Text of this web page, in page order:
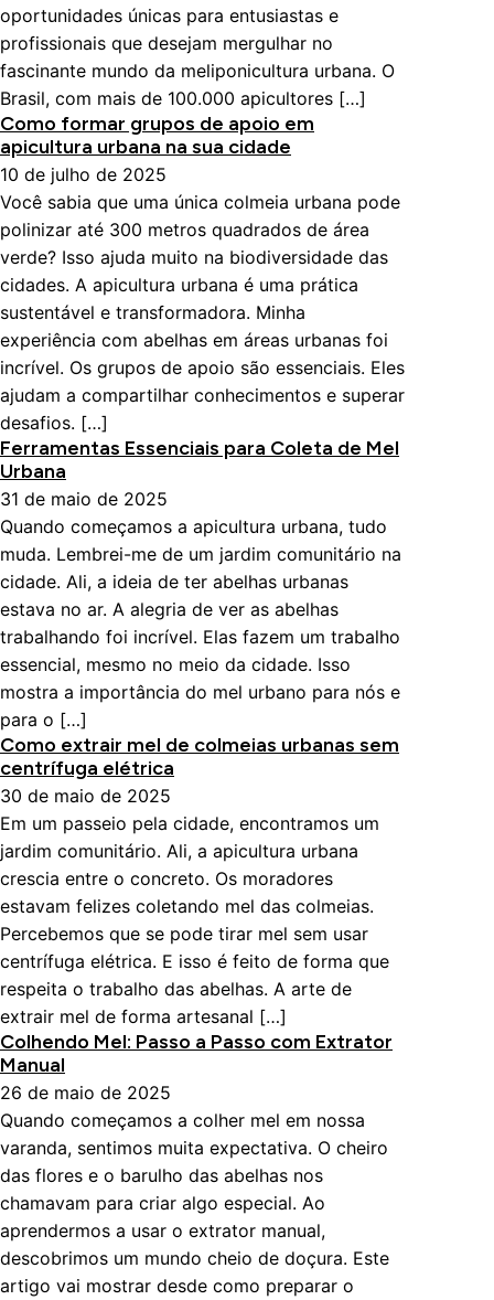
oportunidades únicas para entusiastas e
profissionais que desejam mergulhar no
fascinante mundo da meliponicultura urbana. O
Brasil, com mais de 100.000 apicultores […]
Como formar grupos de apoio em
apicultura urbana na sua cidade
10 de julho de 2025
Você sabia que uma única colmeia urbana pode
polinizar até 300 metros quadrados de área
verde? Isso ajuda muito na biodiversidade das
cidades. A apicultura urbana é uma prática
sustentável e transformadora. Minha
experiência com abelhas em áreas urbanas foi
incrível. Os grupos de apoio são essenciais. Eles
ajudam a compartilhar conhecimentos e superar
desafios. […]
Ferramentas Essenciais para Coleta de Mel
Urbana
31 de maio de 2025
Quando começamos a apicultura urbana, tudo
muda. Lembrei-me de um jardim comunitário na
cidade. Ali, a ideia de ter abelhas urbanas
estava no ar. A alegria de ver as abelhas
trabalhando foi incrível. Elas fazem um trabalho
essencial, mesmo no meio da cidade. Isso
mostra a importância do mel urbano para nós e
para o […]
Como extrair mel de colmeias urbanas sem
centrífuga elétrica
30 de maio de 2025
Em um passeio pela cidade, encontramos um
jardim comunitário. Ali, a apicultura urbana
crescia entre o concreto. Os moradores
estavam felizes coletando mel das colmeias.
Percebemos que se pode tirar mel sem usar
centrífuga elétrica. E isso é feito de forma que
respeita o trabalho das abelhas. A arte de
extrair mel de forma artesanal […]
Colhendo Mel: Passo a Passo com Extrator
Manual
26 de maio de 2025
Quando começamos a colher mel em nossa
varanda, sentimos muita expectativa. O cheiro
das flores e o barulho das abelhas nos
chamavam para criar algo especial. Ao
aprendermos a usar o extrator manual,
descobrimos um mundo cheio de doçura. Este
artigo vai mostrar desde como preparar o